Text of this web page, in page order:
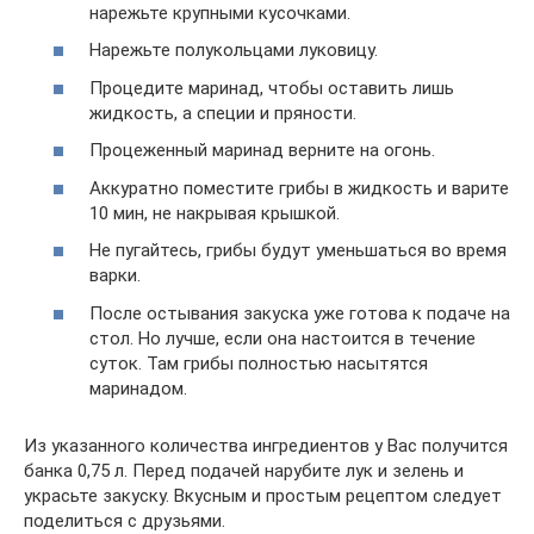
нарежьте крупными кусочками.
Нарежьте полукольцами луковицу.
Процедите маринад, чтобы оставить лишь
жидкость, а специи и пряности.
Процеженный маринад верните на огонь.
Аккуратно поместите грибы в жидкость и варите
10 мин, не накрывая крышкой.
Не пугайтесь, грибы будут уменьшаться во время
варки.
После остывания закуска уже готова к подаче на
стол. Но лучше, если она настоится в течение
суток. Там грибы полностью насытятся
маринадом.
Из указанного количества ингредиентов у Вас получится
банка 0,75 л. Перед подачей нарубите лук и зелень и
украсьте закуску. Вкусным и простым рецептом следует
поделиться с друзьями.